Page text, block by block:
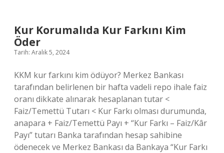
Kur Korumalıda Kur Farkını Kim
Öder
Tarih: Aralık 5, 2024
KKM kur farkını kim ödüyor? Merkez Bankası
tarafından belirlenen bir hafta vadeli repo ihale faiz
oranı dikkate alınarak hesaplanan tutar <
Faiz/Temettü Tutarı < Kur Farkı olması durumunda,
anapara + Faiz/Temettü Payı + “Kur Farkı – Faiz/Kâr
Payı” tutarı Banka tarafından hesap sahibine
ödenecek ve Merkez Bankası da Bankaya “Kur Farkı